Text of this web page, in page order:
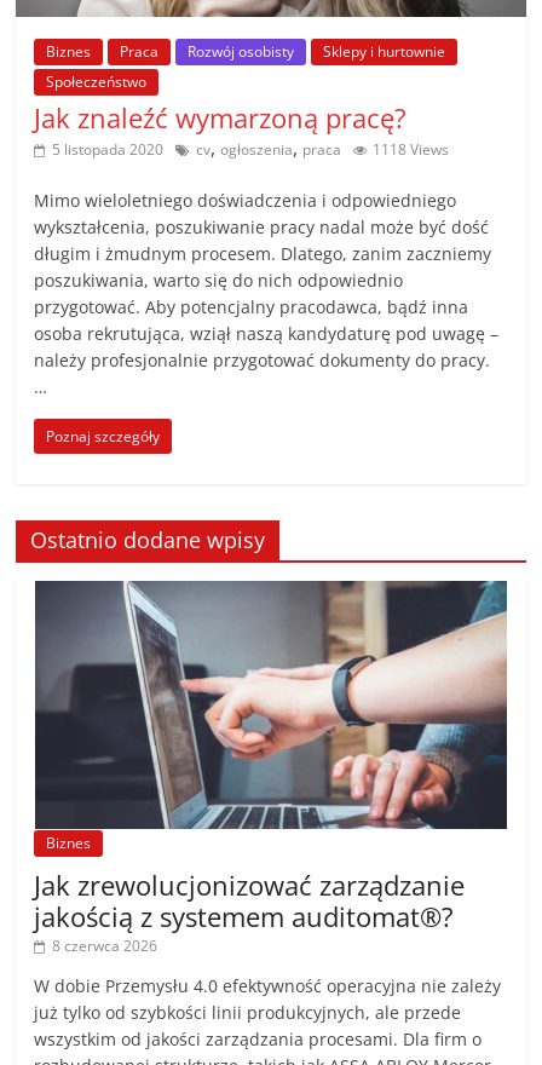
poradniki.
Porady
praktyczne
wskazówki
poradniki
na
każdy
temat
Biznes Praca Rozwój osobisty
Sklepy i hurtownie
Społeczeństwo
Jak znaleźć wymarzoną pracę?
5 listopada 2020 cv,ogłoszenia, praca 1118 Views
Mimo wieloletniego doświadczenia i odpowiedniego
wykształcenia, poszukiwanie pracy nadal może być dość
długim i żmudnym procesem. Dlatego, zanim zaczniemy
poszukiwania, warto się do nich odpowiednio
przygotować. Aby potencjalny pracodawca, bądź inna
osoba rekrutująca, wziął naszą kandydaturę pod uwagę –
należy profesjonalnie przygotować dokumenty do pracy.
…
Poznaj szczegóły
Ostatnio dodane wpisy
Biznes
Jak zrewolucjonizować zarządzanie
jakością z systemem auditomat®?
8 czerwca 2026
W dobie Przemysłu 4.0 efektywność operacyjna nie zależy
już tylko od szybkości linii produkcyjnych, ale przede
wszystkim od jakości zarządzania procesami. Dla firm o